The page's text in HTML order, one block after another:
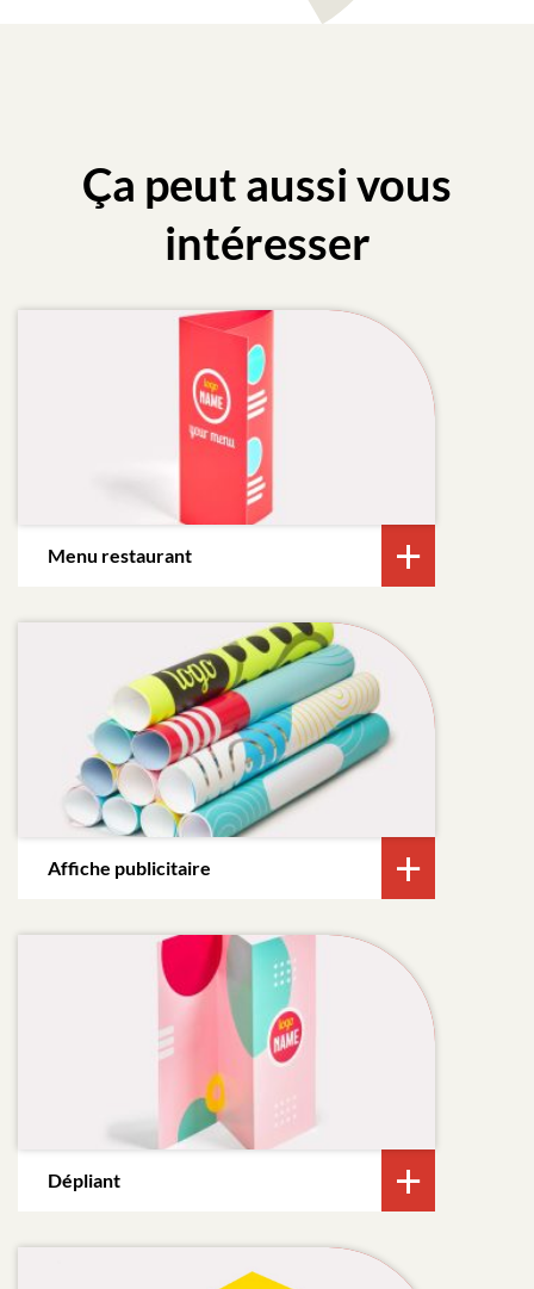
Ça peut aussi vous
intéresser
Menu restaurant
Affiche publicitaire
Dépliant